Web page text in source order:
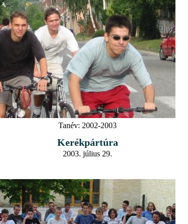
Tanév: 2002-2003
Kerékpártúra
2003. július 29.